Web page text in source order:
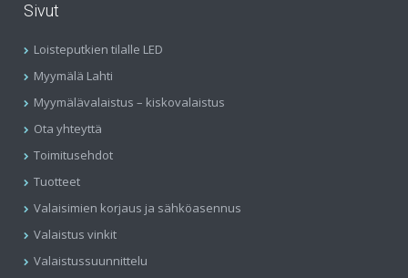
Sivut
Loisteputkien tilalle LED
Myymälä Lahti
Myymälävalaistus – kiskovalaistus
Ota yhteyttä
Toimitusehdot
Tuotteet
Valaisimien korjaus ja sähköasennus
Valaistus vinkit
Valaistussuunnittelu